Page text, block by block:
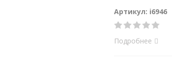
Артикул: i6946
Подробнее